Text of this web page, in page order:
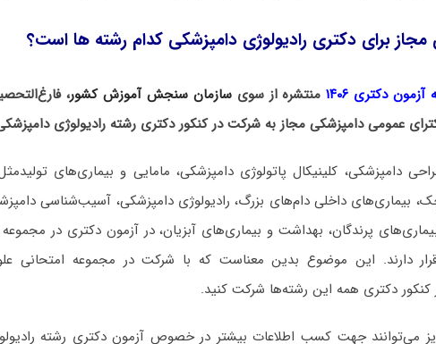
برای دکتری رادیولوژی دامپزشکی کدام رشته ها است؟
دکتری ۱۴۰۶ منتشره از سویسازمان سنجش آموزش کشور،
عمومی دامپزشکی مجاز به شرکت در کنکور دکتری رشته رادیولوژی
دامپزشکی، کلینیکال پاتولوژی دامپزشکی، مامایی و بیماری‌های
بیماری‌های داخلی دام‌های بزرگ، رادیولوژی دامپزشکی، آسیب‌شناسی
پرندگان، بهداشت و بیماری‌های آبزیان، در آزمون دکتری در مجموعه
دارند. این موضوع بدین معناست که با شرکت در مجموعه امتحانی
کنکور دکتری همه این رشته‌ها شرکت کنید.
می‌توانند جهت کسب اطلاعات بیشتر در خصوص آزمون دکتری رشته